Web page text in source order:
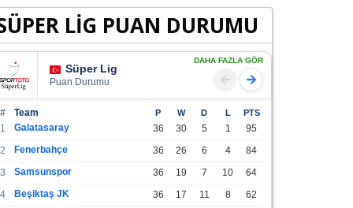
LİG PUAN DURUMU
Süper Lig
Puan Durumu
DAHA FAZLA GÖR
# Team P W D L PTS
1 Galatasaray 36 30 5 1
95
2
Fenerbahçe 36 26 6 4
84
3
Samsunspor 36 19 7 10
64
4
Beşiktaş JK 36 17 11 8
62